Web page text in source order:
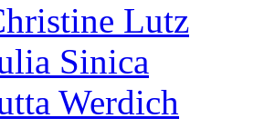
Lutz
Sinica
Werdich